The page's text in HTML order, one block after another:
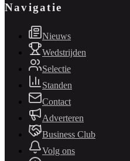
Navigatie
Nieuws
Wedstrijden
Selectie
Standen
Contact
Adverteren
Business Club
Volg ons